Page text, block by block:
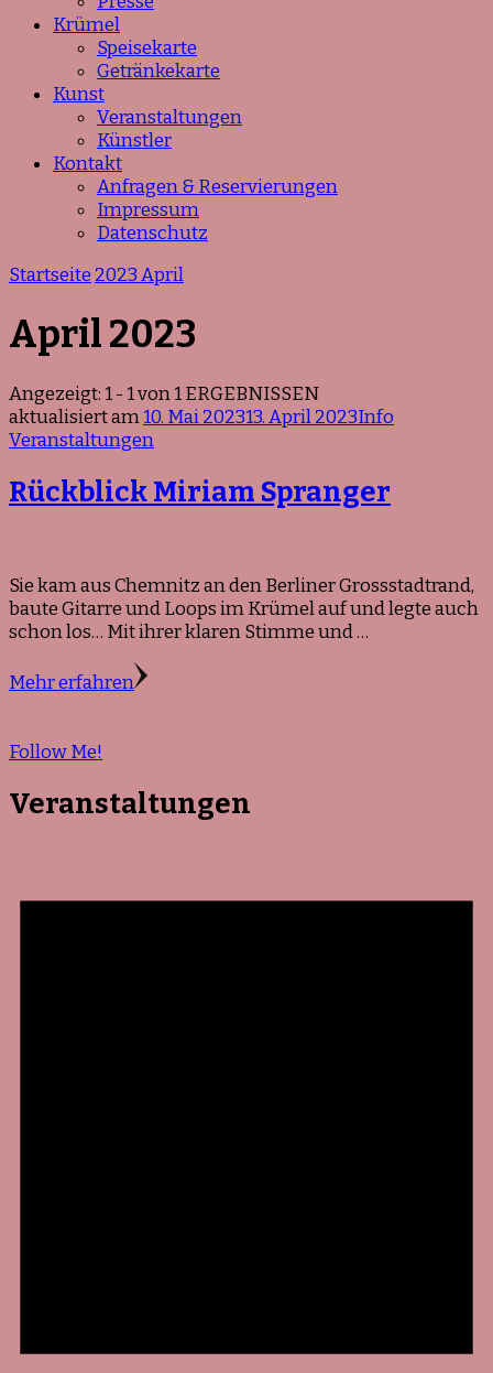
Krümel
Speisekarte
Getränkekarte
Kunst
Veranstaltungen
Künstler
Kontakt
Anfragen & Reservierungen
Impressum
Datenschutz
Startseite 2023April
April 2023
Angezeigt: 1 - 1 von 1 ERGEBNISSEN
aktualisiert am10. Mai 202313. April 2023Info
Veranstaltungen
Rückblick Miriam Spranger
Sie kam aus Chemnitz an den Berliner Grossstadtrand,
baute Gitarre und Loops im Krümel auf und legte auch
schon los… Mit ihrer klaren Stimme und …
Mehr erfahren
Follow Me!
Veranstaltungen